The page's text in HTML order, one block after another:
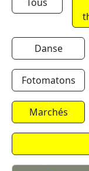
Danse
Fotomatons
Marchés